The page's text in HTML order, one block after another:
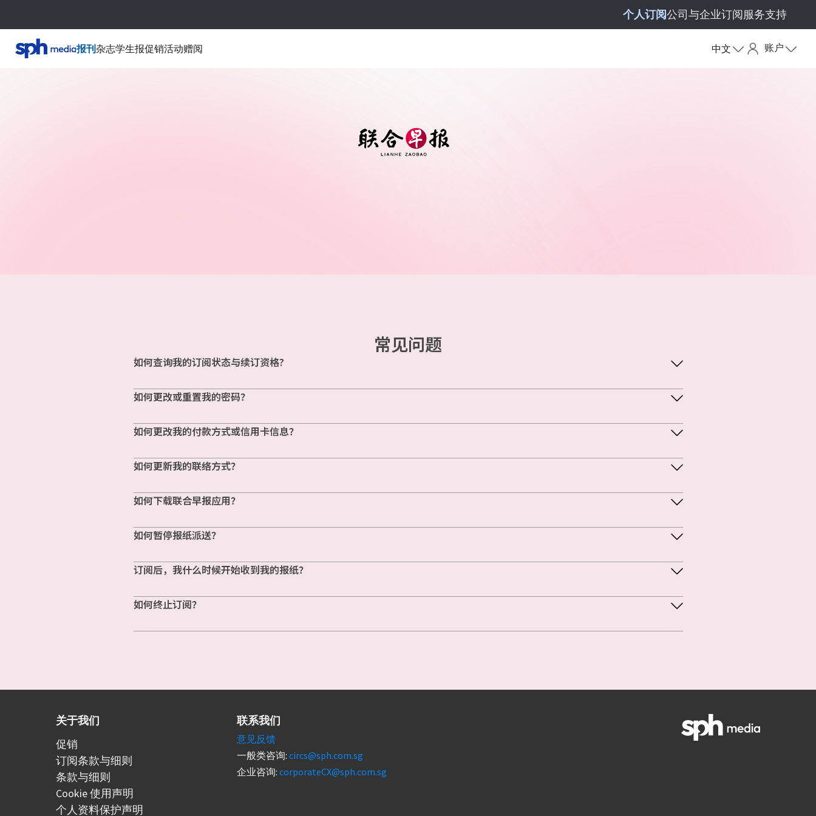
个人订阅公司与企业订阅服务支持
报刊杂志学生报促销活动赠阅 中文 账户
常见问题
如何查询我的订阅状态与续订资格?
如何更改或重置我的密码？
如何更改我的付款方式或信用卡信息？
如何更新我的联络方式？
如何下载联合早报应用？
如何暂停报纸派送？
订阅后，我什么时候开始收到我的报纸？
如何终止订阅？
关于我们
促销
订阅条款与细则
条款与细则
Cookie 使用声明
个人资料保护声明
联系我们
意见反馈
一般类咨询: circs@sph.com.sg
企业咨询: corporateCX@sph.com.sg